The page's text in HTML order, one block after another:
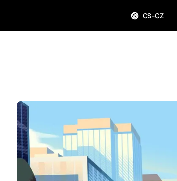
CS-CZ